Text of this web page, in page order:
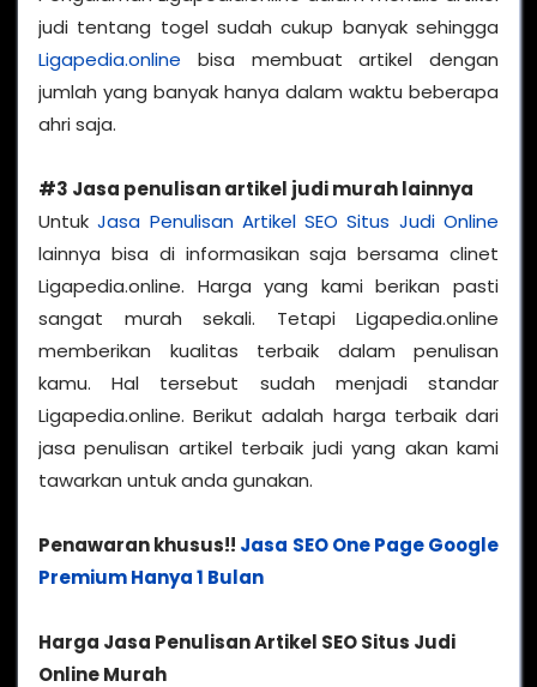
judi tentang togel sudah cukup banyak sehingga
Ligapedia.online bisa membuat artikel dengan
jumlah yang banyak hanya dalam waktu beberapa
ahri saja.
#3 Jasa penulisan artikel judi murah lainnya
UntukJasa Penulisan Artikel SEO Situs Judi Online
lainnya bisa di informasikan saja bersama clinet
Ligapedia.online. Harga yang kami berikan pasti
sangat murah sekali. Tetapi Ligapedia.online
memberikan kualitas terbaik dalam penulisan
kamu. Hal tersebut sudah menjadi standar
Ligapedia.online. Berikut adalah harga terbaik dari
jasa penulisan artikel terbaik judi yang akan kami
tawarkan untuk anda gunakan.
Penawaran khusus!! Jasa SEO One Page Google
Premium Hanya 1 Bulan
Harga Jasa Penulisan Artikel SEO Situs Judi
Online Murah